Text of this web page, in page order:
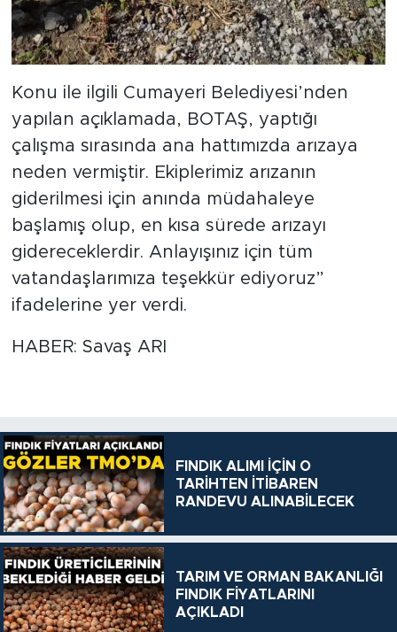
Konu ile ilgili Cumayeri Belediyesi’nden
yapılan açıklamada, BOTAŞ, yaptığı
çalışma sırasında ana hattımızda arızaya
neden vermiştir. Ekiplerimiz arızanın
giderilmesi için anında müdahaleye
başlamış olup, en kısa sürede arızayı
gidereceklerdir. Anlayışınız için tüm
vatandaşlarımıza teşekkür ediyoruz”
ifadelerine yer verdi.
HABER: Savaş ARI
FINDIK ALIMI İÇİN O
TARİHTEN İTİBAREN
RANDEVU ALINABİLECEK
TARIM VE ORMAN BAKANLIĞI
FINDIK FİYATLARINI
AÇIKLADI